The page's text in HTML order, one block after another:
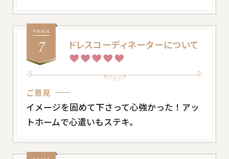
ドレスコーディネーターについて
ご意見
イメージを固めて下さって心強かった！アッ
トホームで心遣いもステキ。